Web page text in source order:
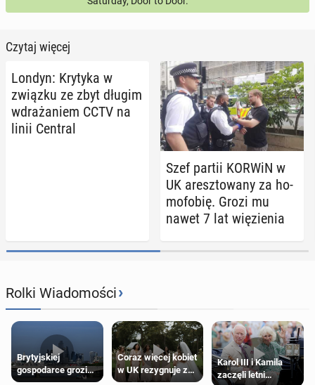
Czytaj więcej
Londyn: Krytyka w
związku ze zbyt długim
wdra­ża­niem CCTV na
linii Central
Szef partii KORWiN w
UK aresz­to­wa­ny za ho­
mo­fo­bię. Grozi mu
nawet 7 lat wię­zie­nia
Rolki Wiadomości›
Brytyjskiej
gospodarce grozi
recesja, jeśli
Coraz więcej kobiet
w UK rezygnuje z
roli druhny na
Karol III i Kamila
zaczęli letni